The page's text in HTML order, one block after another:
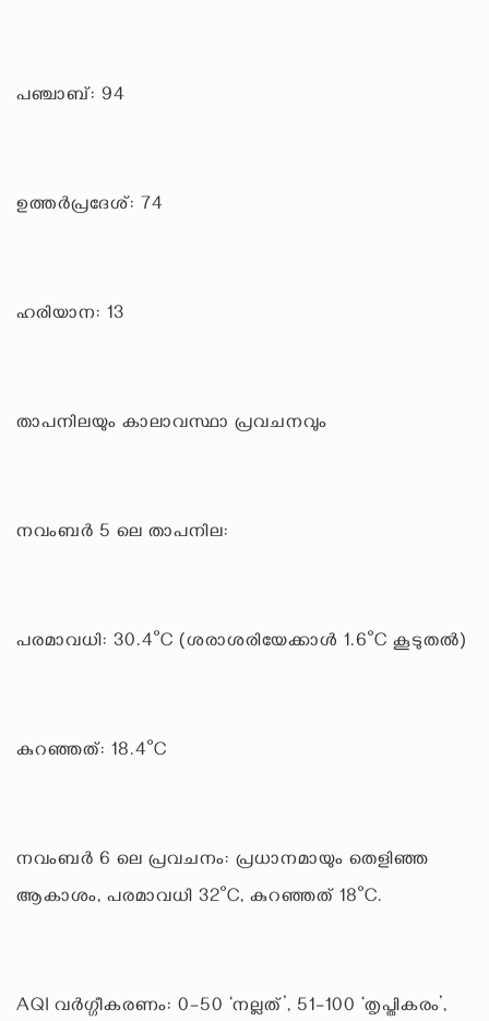
പഞ്ചാബ്: 94
ഉത്തർപ്രദേശ്: 74
ഹരിയാന: 13
താപനിലയും കാലാവസ്ഥാ പ്രവചനവും
നവംബർ 5 ലെ താപനില:
പരമാവധി: 30.4°C (ശരാശരിയേക്കാൾ 1.6°C കൂടുതൽ)
കുറഞ്ഞത്: 18.4°C
നവംബർ 6 ലെ പ്രവചനം: പ്രധാനമായും തെളിഞ്ഞ
ആകാശം, പരമാവധി 32°C, കുറഞ്ഞത് 18°C.
AQI വർഗ്ഗീകരണം: 0–50 ‘നല്ലത്’, 51–100 ‘തൃപ്തികരം’,